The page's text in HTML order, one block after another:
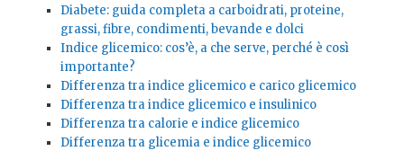
Diabete: guida completa a carboidrati, proteine,
grassi, fibre, condimenti, bevande e dolci
Indice glicemico: cos’è, a che serve, perché è così
importante?
Differenza tra indice glicemico e carico glicemico
Differenza tra indice glicemico e insulinico
Differenza tra calorie e indice glicemico
Differenza tra glicemia e indice glicemico